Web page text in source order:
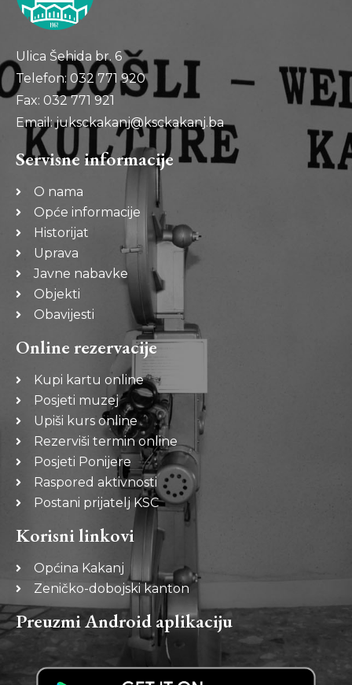
Ulica Šehida br. 6
Telefon: 032 771 920
Fax: 032 771 921
Email: juksckakanj@ksckakanj.ba
Servisne informacije
O nama
Opće informacije
Historijat
Uprava
Javne nabavke
Objekti
Obavijesti
Online rezervacije
Kupi kartu online
Posjeti muzej
Upiši kurs online
Rezerviši termin online
Posjeti Ponijere
Raspored aktivnosti
Postani prijatelj KSC
Korisni linkovi
Općina Kakanj
Zeničko-dobojski kanton
Preuzmi Android aplikaciju